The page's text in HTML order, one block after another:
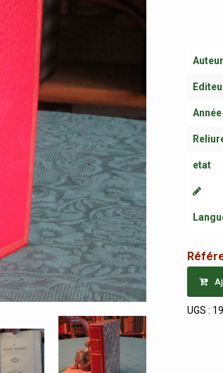
Auteur
Année
etat
UGS :